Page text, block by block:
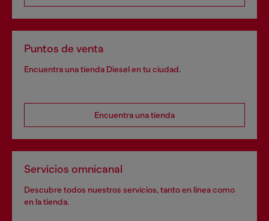
Puntos de venta
Encuentra una tienda Diesel en tu ciudad.
Encuentra una tienda
Servicios omnicanal
Descubre todos nuestros servicios, tanto en línea como
en la tienda.